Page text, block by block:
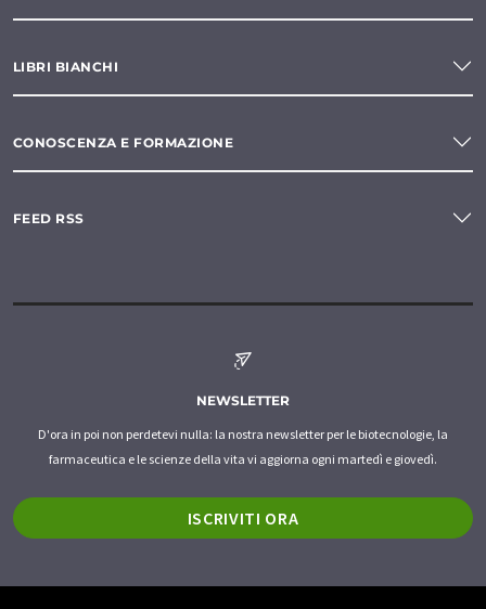
LIBRI BIANCHI
CONOSCENZA E FORMAZIONE
FEED RSS
NEWSLETTER
D'ora in poi non perdetevi nulla: la nostra newsletter per le biotecnologie, la
farmaceutica e le scienze della vita vi aggiorna ogni martedì e giovedì.
ISCRIVITI ORA